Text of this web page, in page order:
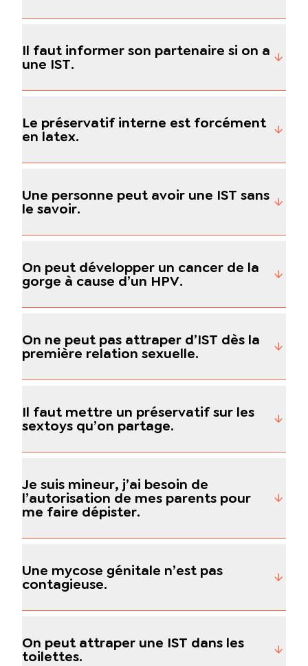
Il faut informer son partenaire si on a
une IST.
Le préservatif interne est forcément
en latex.
Une personne peut avoir une IST sans
le savoir.
On peut développer un cancer de la
gorge à cause d’un HPV.
On ne peut pas attraper d’IST dès la
première relation sexuelle.
Il faut mettre un préservatif sur les
sextoys qu’on partage.
Je suis mineur, j’ai besoin de
l’autorisation de mes parents pour
me faire dépister.
Une mycose génitale n’est pas
contagieuse.
On peut attraper une IST dans les
toilettes.